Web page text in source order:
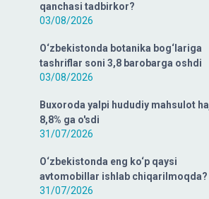
qanchasi tadbirkor?
03/08/2026
O‘zbekistonda botanika bog‘lariga
tashriflar soni 3,8 barobarga oshdi
03/08/2026
Buxoroda yalpi hududiy mahsulot
8,8% ga o'sdi
31/07/2026
O‘zbekistonda eng ko‘p qaysi
avtomobillar ishlab chiqarilmoqda?
31/07/2026